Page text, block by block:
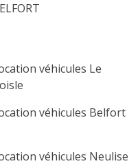
10 11
véhicules Le
véhicules Belfort
véhicules Neulise